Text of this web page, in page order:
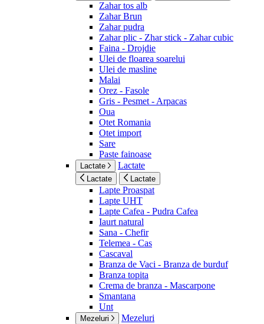
Zahar tos alb
Zahar Brun
Zahar pudra
Zahar plic - Zhar stick - Zahar cubic
Faina - Drojdie
Ulei de floarea soarelui
Ulei de masline
Malai
Orez - Fasole
Gris - Pesmet - Arpacas
Oua
Otet Romania
Otet import
Sare
Paste fainoase
Lactate Lactate
Lactate Lactate
Lapte Proaspat
Lapte UHT
Lapte Cafea - Pudra Cafea
Iaurt natural
Sana - Chefir
Telemea - Cas
Cascaval
Branza de Vaci - Branza de burduf
Branza topita
Crema de branza - Mascarpone
Smantana
Unt
Mezeluri Mezeluri